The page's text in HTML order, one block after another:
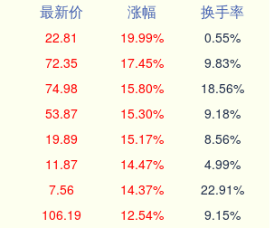
最新价 涨幅
换手率
22.81 19.99% 0.55%
72.35 17.45% 9.83%
74.98 15.80% 18.56%
53.87 15.30% 9.18%
19.89 15.17% 8.56%
11.87 14.47% 4.99%
7.56 14.37% 22.91%
106.19 12.54% 9.15%